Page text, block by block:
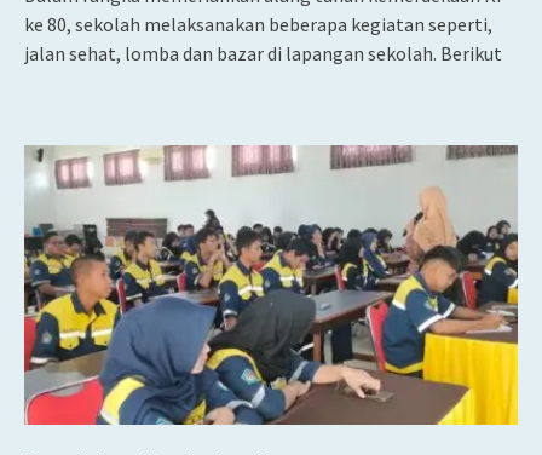
ke 80, sekolah melaksanakan beberapa kegiatan seperti,
jalan sehat, lomba dan bazar di lapangan sekolah. Berikut